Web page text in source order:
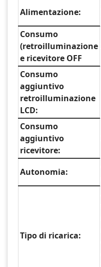
Alimentazione:
Consumo
(retroilluminazione
e ricevitore OFF
Consumo
aggiuntivo
retroilluminazione
LCD:
Consumo
aggiuntivo
ricevitore:
Autonomia:
Tipo di ricarica: